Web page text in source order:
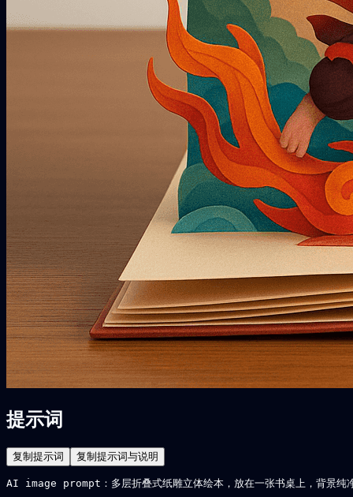
提示词
复制提示词 复制提示词与说明
AI image prompt：多层折叠式纸雕立体绘本，放在一张书桌上，背景纯净